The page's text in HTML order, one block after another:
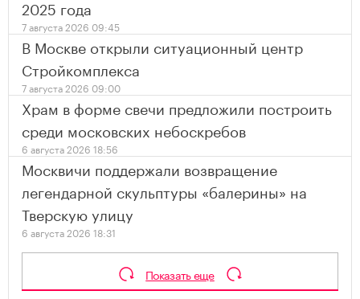
2025 года
7 августа 2026 09:45
В Москве открыли ситуационный центр
Стройкомплекса
7 августа 2026 09:00
Храм в форме свечи предложили построить
среди московских небоскребов
6 августа 2026 18:56
Москвичи поддержали возвращение
легендарной скульптуры «балерины» на
Тверскую улицу
6 августа 2026 18:31
Показать еще